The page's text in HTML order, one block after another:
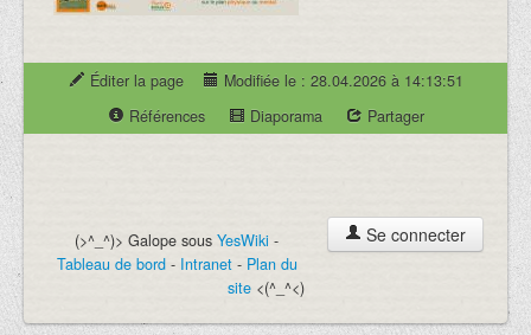
Éditer la page
Modifiée le : 28.04.2026 à 14:13:51
Références
Diaporama Partager
Se connecter
(>^_^)> Galope sous YesWiki -
Tableau de bord- Intranet- Plan du
site<(^_^<)